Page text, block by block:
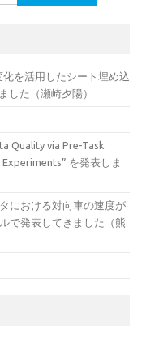
を活用したシート埋め込
した（瀬崎夕陽）
Quality via Pre-Task
を発表しま
における対向車の速度が
で発表してきました（熊